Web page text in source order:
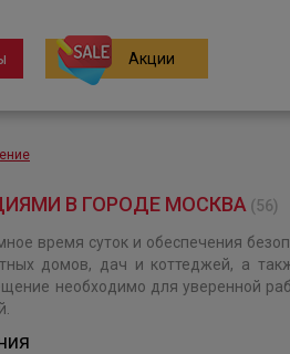
Акции
В ГОРОДЕ МОСКВА (56)
время суток и обеспечения
домов, дач и коттеджей, а
необходимо для уверенной